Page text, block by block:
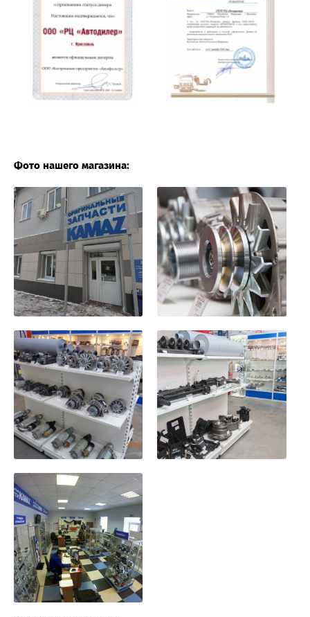
Фото нашего магазина: